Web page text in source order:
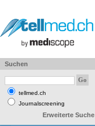
Suchen
tellmed.ch
Journalscreening
Erweiterte Suche